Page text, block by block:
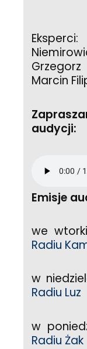
Marcin
audycji:
Emisje
we
Radiu
w
Radiu Luz
w
Radiu Żak